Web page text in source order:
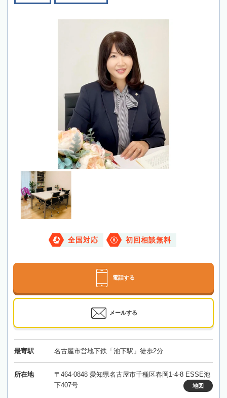
全国対応 初回相談無料
電話する
メールする
最寄駅 名古屋市営地下鉄「池下駅」徒歩2分
所在地
〒464-0848 愛知県名古屋市千種区春岡1-4-8 ESSE池
下407号
地図